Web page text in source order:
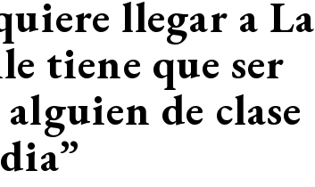
llegar a La
tiene que ser
de clase